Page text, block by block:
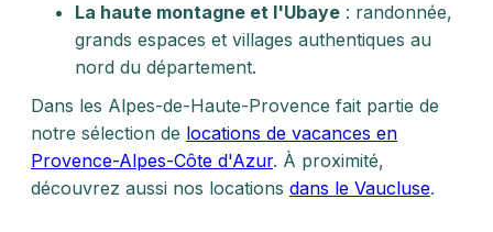
La haute montagne et l'Ubaye : randonnée,
grands espaces et villages authentiques au
nord du département.
Dans les Alpes-de-Haute-Provence fait partie de
notre sélection de locations de vacances en
Provence-Alpes-Côte d'Azur. À proximité,
découvrez aussi nos locations dans le Vaucluse.